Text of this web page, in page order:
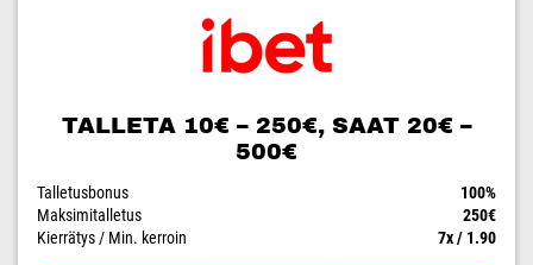
TALLETA 10€ – 250€, SAAT 20€ –
500€
Talletusbonus
100%
Maksimitalletus
250€
Kierrätys / Min. kerroin
7x / 1.90